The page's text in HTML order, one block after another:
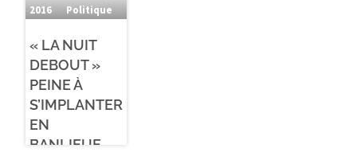
2016
Politique
« LA NUIT
DEBOUT »
PEINE À
S’IMPLANTER
EN
BANLIEUE